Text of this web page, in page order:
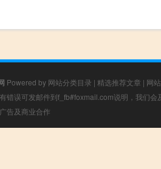
Powered by 网站分类目录 | 精选推荐文章 | 网
错误可发邮件到f_fb#foxmail.com说明，我们会
告及商业合作